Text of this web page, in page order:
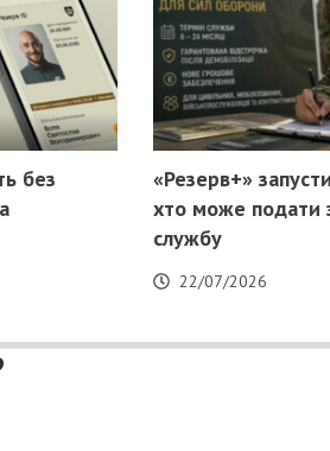
без
«Резерв+»
хто може подати
службу
22/07/2026